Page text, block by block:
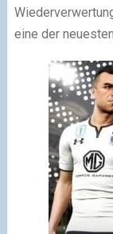
eine der